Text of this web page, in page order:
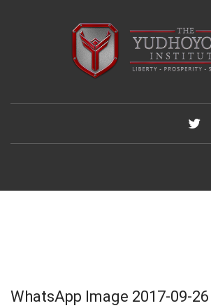
WhatsApp Image 2017-09-